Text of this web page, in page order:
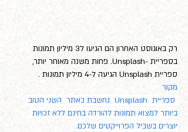
רק באוגוסט האחרון הם הגיעו ל3 מיליון תמונות
בספריית -Unsplash. פחות משנה מאוחר יותר,
ספריית Unsplash הגיעה ל-4 מיליון תמונות .
מקור
ספריית  Unsplash  נחשבת כאתר  השני הטוב
ביותר למצוא תמונות להורדה בחינם ללא זכויות
יוצרים בשביל הפרוייקטים שלכם.